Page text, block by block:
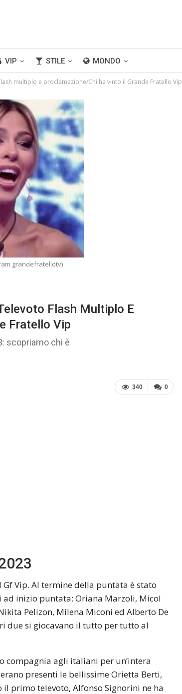
VIP STILE MONDO
multiplo e proclamazione/Chi ha vinto il Grande Fratello Vip
grandefratellotv)
Flash Multiplo E
Fratello Vip
scopriamo chi è
0
340
Vip. Al termine della puntata è stato
inizio puntata: Oriana Marzoli, Micol
Pelizon, Milena Miconi ed Alberto De
due si giocavano il tutto per tutto al
compagnia agli italiani per un’intera
presenti le bellissime Orietta Berti,
primo televoto, Alfonso Signorini ne ha